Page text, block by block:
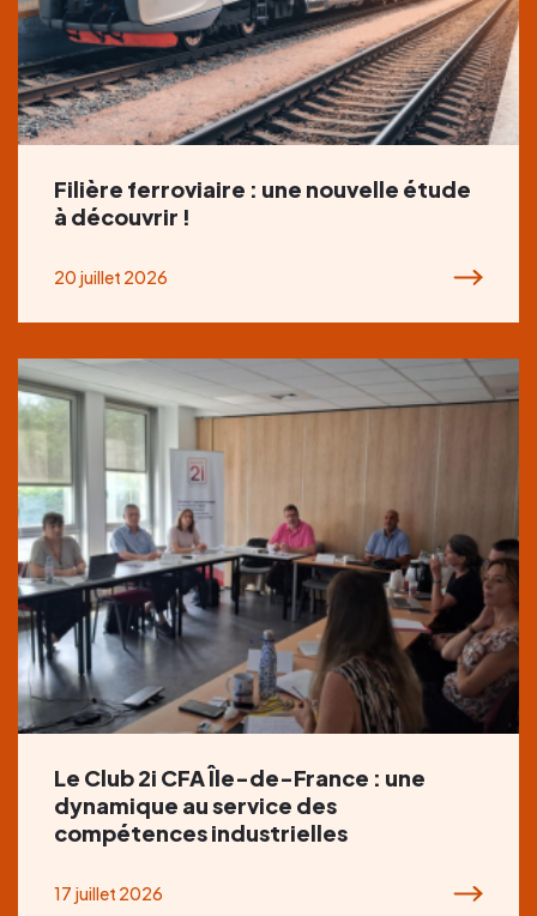
Filière ferroviaire : une nouvelle étude
à découvrir !
20 juillet 2026
Le Club 2i CFA Île-de-France : une
dynamique au service des
compétences industrielles
17 juillet 2026